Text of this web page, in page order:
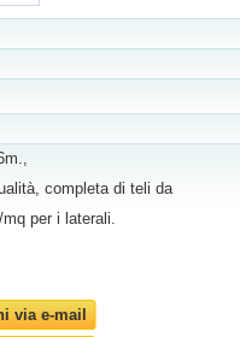
completa di teli da
per i laterali.
via e-mail